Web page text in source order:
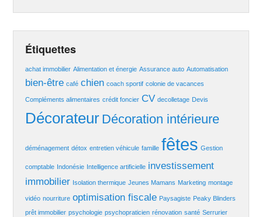
Étiquettes
achat immobilier Alimentation et énergie Assurance auto Automatisation
bien-être café chien coach sportif colonie de vacances
Compléments alimentaires crédit foncier CV decolletage Devis
Décorateur Décoration intérieure
déménagement détox entretien véhicule famille fêtes Gestion
comptable Indonésie Intelligence artificielle investissement
immobilier Isolation thermique Jeunes Mamans Marketing montage
vidéo nourriture optimisation fiscale Paysagiste Peaky Blinders
prêt immobilier psychologie psychopraticien rénovation santé Serrurier